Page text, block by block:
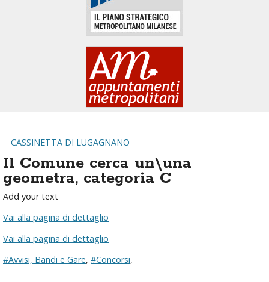
CASSINETTA DI LUGAGNANO
Il Comune cerca un\una
geometra, categoria C
Add your text
Vai alla pagina di dettaglio
Vai alla pagina di dettaglio
#Avvisi, Bandi e Gare, #Concorsi,